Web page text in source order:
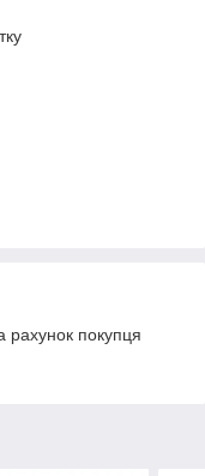
рахунок покупця